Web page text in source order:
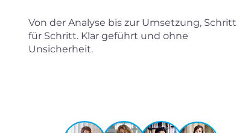
Von der Analyse bis zur Umsetzung, Schritt
für Schritt. Klar geführt und ohne
Unsicherheit.